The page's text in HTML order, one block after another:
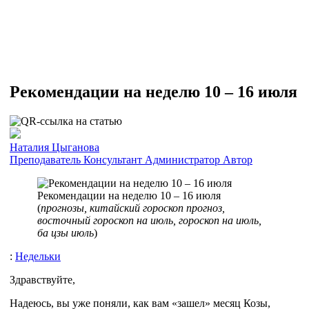
Рекомендации на неделю 10 – 16 июля
Наталия Цыганова
Преподаватель Консультант Администратор Автор
Рекомендации на неделю 10 – 16 июля
(прогнозы, китайский гороскоп прогноз,
восточный гороскоп на июль, гороскоп на июль,
ба цзы июль)
: Недельки
Здравствуйте,
Надеюсь, вы уже поняли, как вам «зашел» месяц Козы,